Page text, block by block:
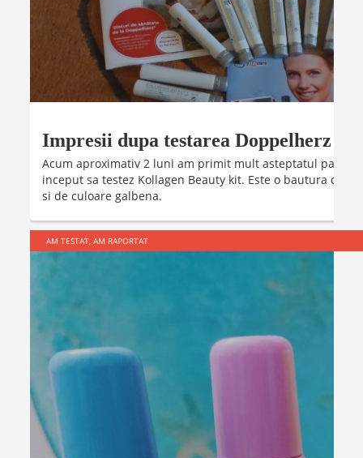
Impresii dupa testarea Doppelherz
Acum aproximativ 2 luni am primit mult asteptatul pachet
inceput sa testez Kollagen Beauty kit. Este o bautura cu
si de culoare galbena.
AM TESTAT, AM RAPORTAT